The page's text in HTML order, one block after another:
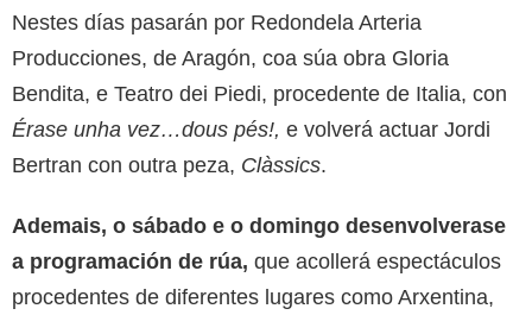
Nestes días pasarán por Redondela Arteria
Producciones, de Aragón, coa súa obra Gloria
Bendita, e Teatro dei Piedi, procedente de Italia, con
Érase unha vez…dous pés!, e volverá actuar Jordi
Bertran con outra peza, Clàssics.
Ademais, o sábado e o domingo desenvolverase
a programación de rúa, que acollerá espectáculos
procedentes de diferentes lugares como Arxentina,